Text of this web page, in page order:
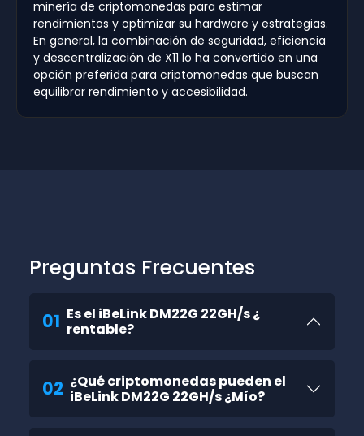
minería de criptomonedas para estimar
rendimientos y optimizar su hardware y estrategias.
En general, la combinación de seguridad, eficiencia
y descentralización de X11 lo ha convertido en una
opción preferida para criptomonedas que buscan
equilibrar rendimiento y accesibilidad.
Preguntas Frecuentes
01 Es el iBeLink DM22G 22GH/s ¿
rentable?
02 ¿Qué criptomonedas pueden el
iBeLink DM22G 22GH/s ¿Mío?